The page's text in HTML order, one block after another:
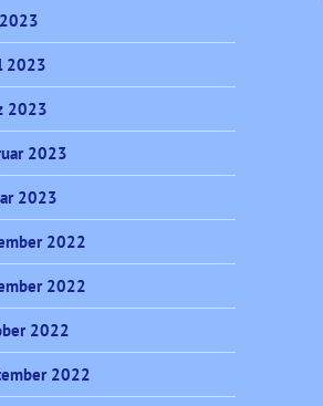
2023
2023
2023
2023
2022
2022
2022
2022